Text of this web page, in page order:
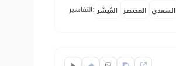
التفاسير: المُيسَّر المختصر السعدي